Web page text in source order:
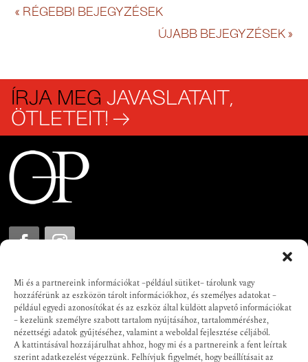
Mi és a partnereink információkat –például sütiket– tárolunk vagy
hozzáférünk az eszközön tárolt információkhoz, és személyes adatokat –
például egyedi azonosítókat és az eszköz által küldött alapvető információkat
– kezelünk személyre szabott tartalom nyújtásához, tartalomméréshez,
nézettségi adatok gyűjtéséhez, valamint a weboldal fejlesztése céljából.
A kattintásával hozzájárulhat ahhoz, hogy mi és a partnereink a fent leírtak
szerint adatkezelést végezzünk. Felhívjuk figyelmét, hogy beállításait az
« RÉGEBBI BEJEGYZÉSEK
ÚJABB BEJEGYZÉSEK »
ÍRJA MEG JAVASLATAIT,
ÖTLETEIT! →
ORIENT PROJEKT
MAGYAR-ÁZSIAI KAPCSOLATTÖRTÉNETI
ARCHÍVUM